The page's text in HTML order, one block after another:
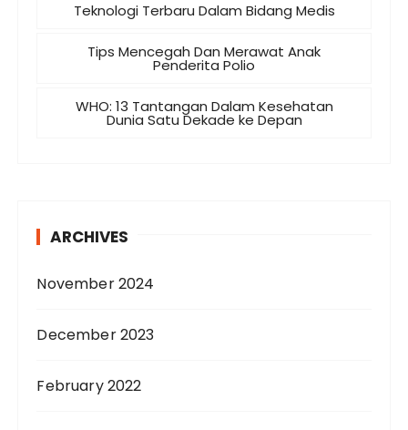
Teknologi Terbaru Dalam Bidang Medis
Tips Mencegah Dan Merawat Anak
Penderita Polio
WHO: 13 Tantangan Dalam Kesehatan
Dunia Satu Dekade ke Depan
ARCHIVES
November 2024
December 2023
February 2022